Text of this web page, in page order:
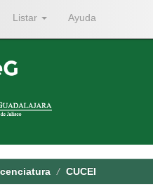
Listar Ayuda
CUCEI